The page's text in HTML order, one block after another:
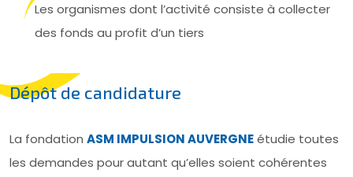
Les organismes dont l’activité consiste à collecter
des fonds au profit d’un tiers
Dépôt de candidature
La fondation ASM IMPULSION AUVERGNEétudie toutes
les demandes pour autant qu’elles soient cohérentes